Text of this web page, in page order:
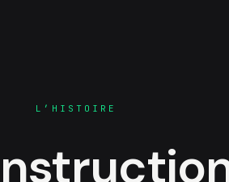
L’HISTOIRE